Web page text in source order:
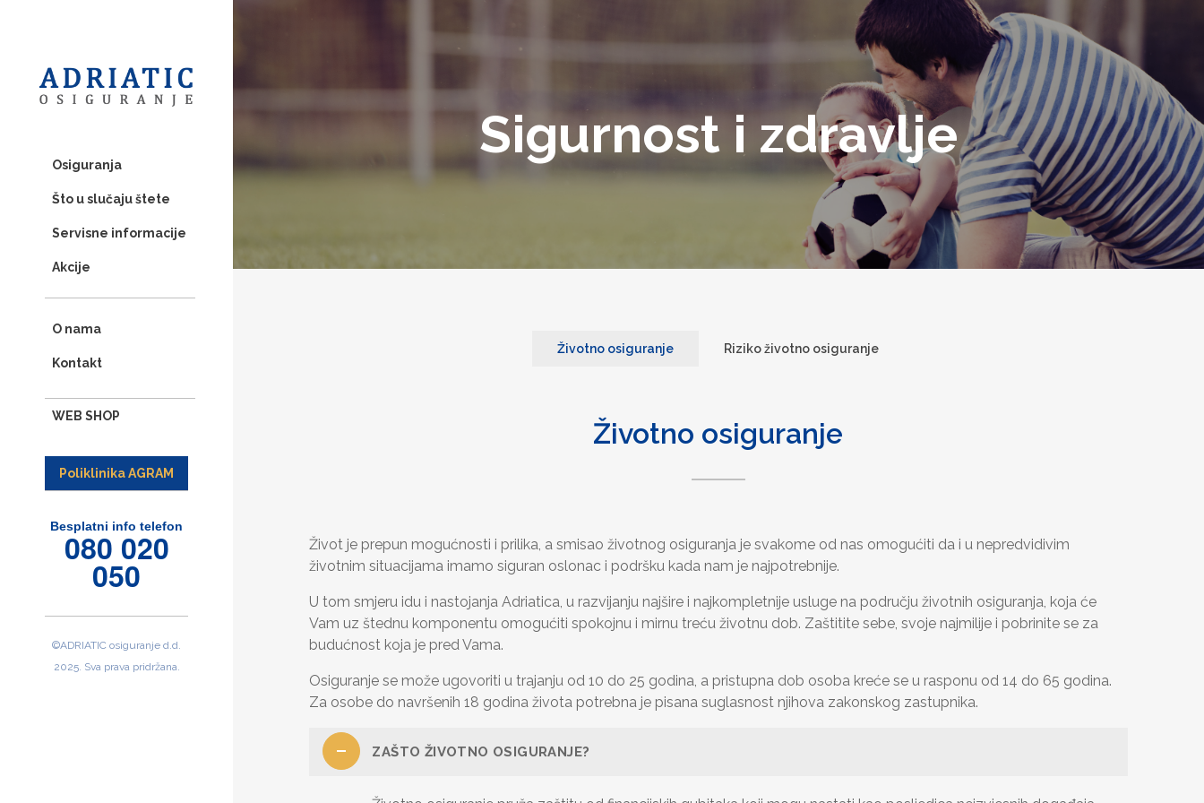
Osiguranja
Što u slučaju štete
Servisne informacije
Akcije
O nama
Kontakt
WEB SHOP
Poliklinika AGRAM
Besplatni info telefon
080 020
050
©ADRIATIC osiguranje d.d.
2025. Sva prava pridržana.
Sigurnost i zdravlje
Životno osiguranje Riziko životno osiguranje
Životno osiguranje
Život je prepun mogućnosti i prilika, a smisao životnog osiguranja je svakome od nas omogućiti da i u nepredvidivim
životnim situacijama imamo siguran oslonac i podršku kada nam je najpotrebnije.
U tom smjeru idu i nastojanja Adriatica, u razvijanju najšire i najkompletnije usluge na području životnih osiguranja, koja će
Vam uz štednu komponentu omogućiti spokojnu i mirnu treću životnu dob. Zaštitite sebe, svoje najmilije i pobrinite se za
budućnost koja je pred Vama.
Osiguranje se može ugovoriti u trajanju od 10 do 25 godina, a pristupna dob osoba kreće se u rasponu od 14 do 65 godina.
Za osobe do navršenih 18 godina života potrebna je pisana suglasnost njihova zakonskog zastupnika.
ZAŠTO ŽIVOTNO OSIGURANJE?